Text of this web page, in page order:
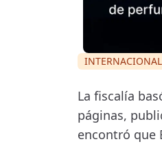
INTERNACIONAL
La fiscalía
páginas,
encontró que